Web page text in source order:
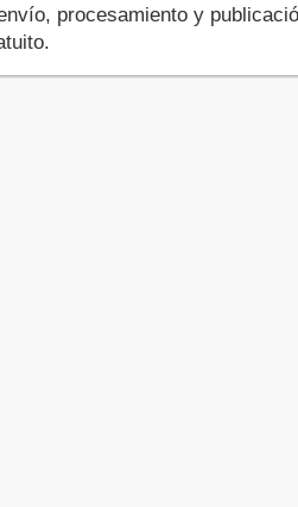
procesamiento y